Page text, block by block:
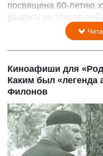
посвящена 60-летию
увидеть не только
Киноафиши для
Каким был «легенда
Филонов